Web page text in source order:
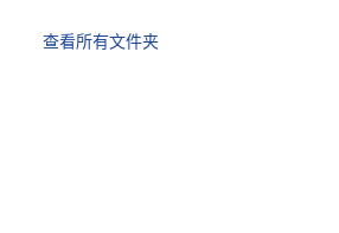
查看所有文件夹